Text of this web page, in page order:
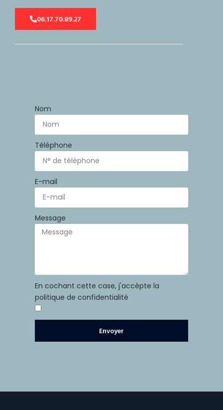
06.17.70.89.27
Nom
Téléphone
E-mail
Message
En cochant cette case, j'accèpte la
politique de confidentialité
Envoyer